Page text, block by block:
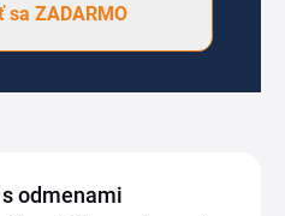
sa ZADARMO
odmenami